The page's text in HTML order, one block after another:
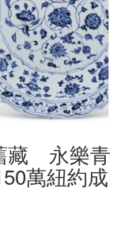
藏 永樂青
萬紐約成